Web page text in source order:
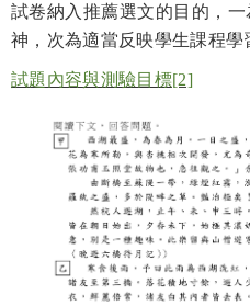
試卷納入推薦選文的目的，
神，次為適當反映學生課程學
試題內容與測驗目標[2]